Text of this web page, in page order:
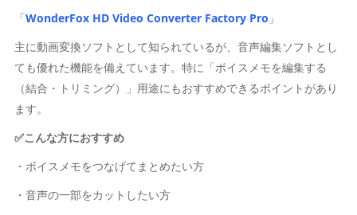
「WonderFox HD Video Converter Factory Pro 」
主に動画変換ソフトとして知られているが、音声編集ソフトとし
ても優れた機能を備えています。特に「ボイスメモを編集する
（結合・トリミング）」用途にもおすすめできるポイントがあり
ます。
✅こんな方におすすめ
・ボイスメモをつなげてまとめたい方
・音声の一部をカットしたい方